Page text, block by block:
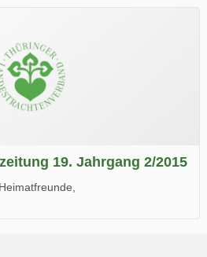
beim Lesen.
19. Jahrgang 2/2015